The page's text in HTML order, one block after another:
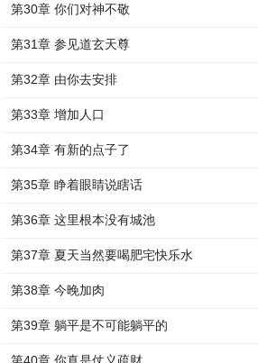
第30章 你们对神不敬
第31章 参见道玄天尊
第32章 由你去安排
第33章 增加人口
第34章 有新的点子了
第35章 睁着眼睛说瞎话
第36章 这里根本没有城池
第37章 夏天当然要喝肥宅快乐水
第38章 今晚加肉
第39章 躺平是不可能躺平的